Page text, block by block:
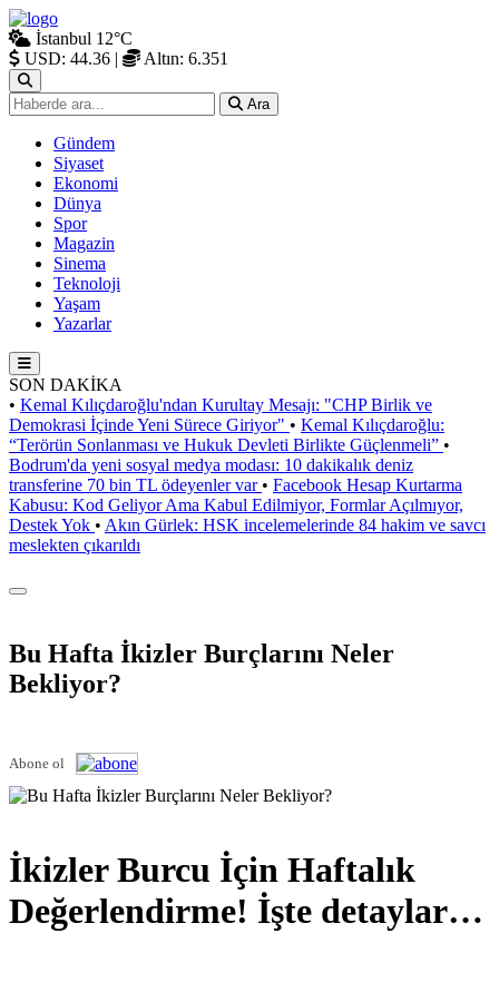
İstanbul 12°C
USD: 44.36 | Altın: 6.351
Ara
Gündem
Siyaset
Ekonomi
Dünya
Spor
Magazin
Sinema
Teknoloji
Yaşam
Yazarlar
SON DAKİKA
• Kemal Kılıçdaroğlu'ndan Kurultay Mesajı: "CHP Birlik ve
Demokrasi İçinde Yeni Sürece Giriyor" • Kemal Kılıçdaroğlu:
“Terörün Sonlanması ve Hukuk Devleti Birlikte Güçlenmeli” •
Bodrum'da yeni sosyal medya modası: 10 dakikalık deniz
transferine 70 bin TL ödeyenler var • Facebook Hesap Kurtarma
Kabusu: Kod Geliyor Ama Kabul Edilmiyor, Formlar Açılmıyor,
Destek Yok • Akın Gürlek: HSK incelemelerinde 84 hakim ve savcı
meslekten çıkarıldı
Bu Hafta İkizler Burçlarını Neler
Bekliyor?
Abone ol
İkizler Burcu İçin Haftalık
Değerlendirme! İşte detaylar…